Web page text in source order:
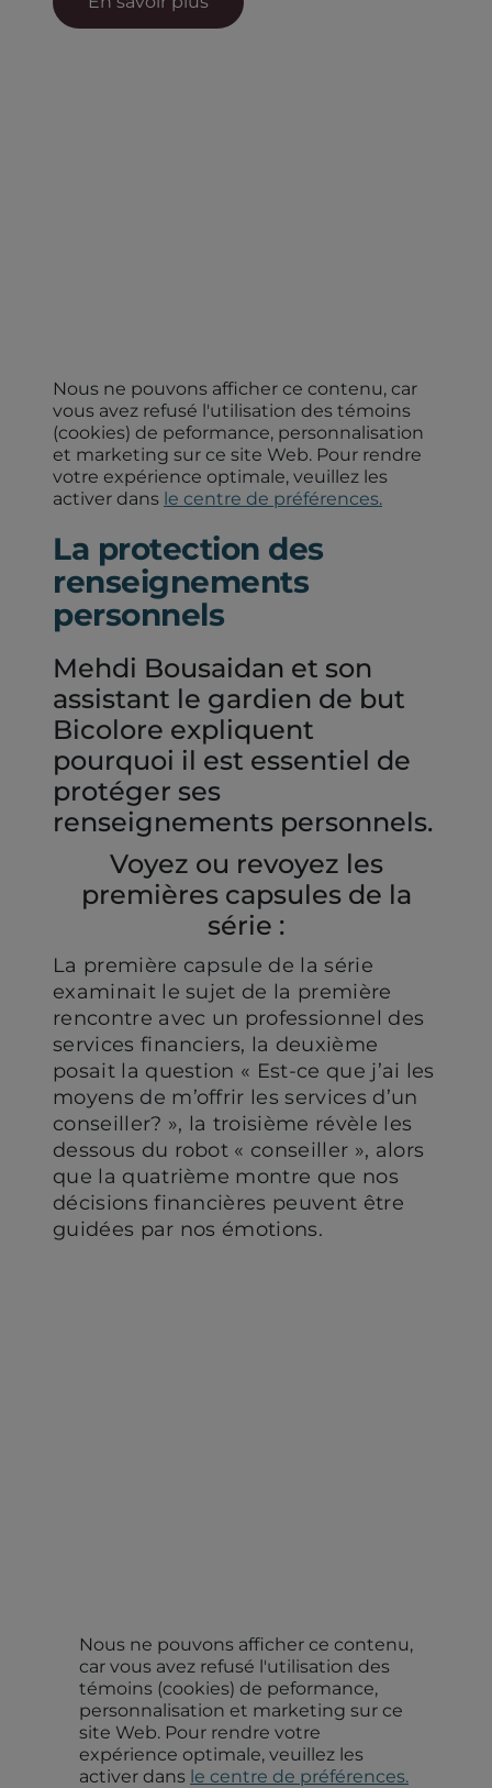
Nous ne pouvons afficher ce contenu, car
vous avez refusé l'utilisation des témoins
(cookies) de peformance, personnalisation
et marketing sur ce site Web. Pour rendre
votre expérience optimale, veuillez les
activer dans le centre de préférences.
La protection des
renseignements
personnels
Mehdi Bousaidan et son
assistant le gardien de but
Bicolore expliquent
pourquoi il est essentiel de
protéger ses
renseignements personnels.
Voyez ou revoyez les
premières capsules de la
série :
La première capsule de la série
examinait le sujet de la première
rencontre avec un professionnel des
services financiers, la deuxième
posait la question « Est-ce que j’ai les
moyens de m’offrir les services d’un
conseiller? », la troisième révèle les
dessous du robot « conseiller », alors
que la quatrième montre que nos
décisions financières peuvent être
guidées par nos émotions.
Nous ne pouvons afficher ce contenu,
car vous avez refusé l'utilisation des
témoins (cookies) de peformance,
personnalisation et marketing sur ce
site Web. Pour rendre votre
expérience optimale, veuillez les
activer dans le centre de préférences.